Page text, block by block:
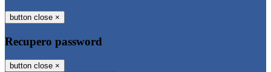
button close ×
Recupero password
button close ×